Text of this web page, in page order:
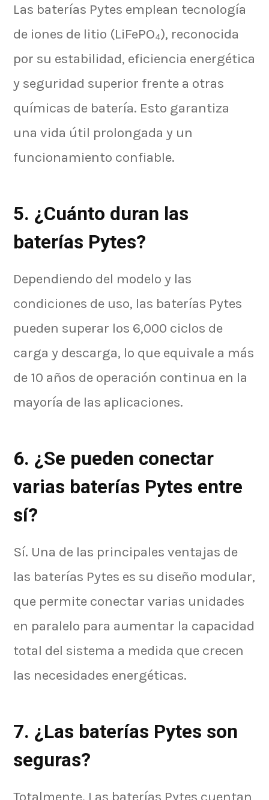
Las baterías Pytes emplean tecnología
de iones de litio (LiFePO₄), reconocida
por su estabilidad, eficiencia energética
y seguridad superior frente a otras
químicas de batería. Esto garantiza
una vida útil prolongada y un
funcionamiento confiable.
5. ¿Cuánto duran las
baterías Pytes?
Dependiendo del modelo y las
condiciones de uso, las baterías Pytes
pueden superar los 6,000 ciclos de
carga y descarga, lo que equivale a más
de 10 años de operación continua en la
mayoría de las aplicaciones.
6. ¿Se pueden conectar
varias baterías Pytes entre
sí?
Sí. Una de las principales ventajas de
las baterías Pytes es su diseño modular,
que permite conectar varias unidades
en paralelo para aumentar la capacidad
total del sistema a medida que crecen
las necesidades energéticas.
7. ¿Las baterías Pytes son
seguras?
Totalmente. Las baterías Pytes cuentan